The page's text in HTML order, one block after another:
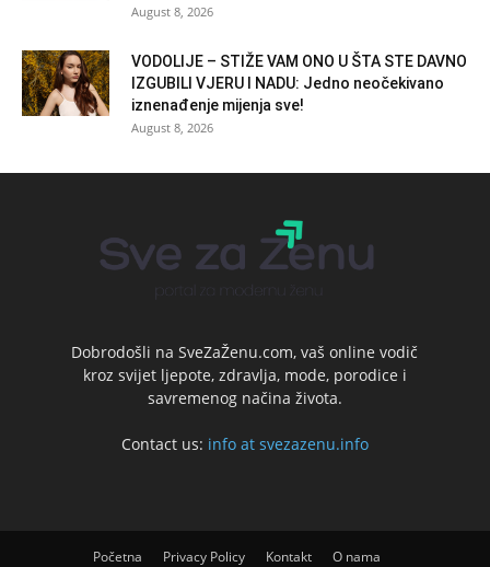
August 8, 2026
VODOLIJE – STIŽE VAM ONO U ŠTA STE DAVNO
IZGUBILI VJERU I NADU: Jedno neočekivano
iznenađenje mijenja sve!
August 8, 2026
Dobrodošli na SveZaŽenu.com, vaš online vodič
kroz svijet ljepote, zdravlja, mode, porodice i
savremenog načina života.
Contact us: info at svezazenu.info
Početna Privacy Policy Kontakt O nama